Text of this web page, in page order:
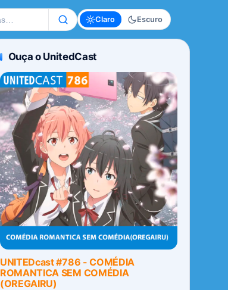
Claro Escuro
Ouça o UnitedCast
UNITEDcast #786 - COMÉDIA
ROMANTICA SEM COMÉDIA
(OREGAIRU)